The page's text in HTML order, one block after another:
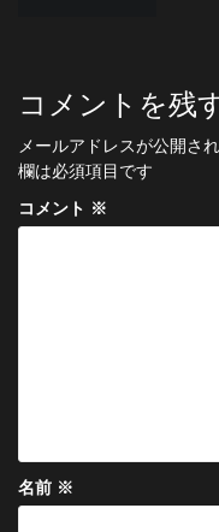
ビ
ゲ
ー
シ
コメントを残
メールアドレスが公開さ
欄は必須項目です
コメント ※
名前 ※